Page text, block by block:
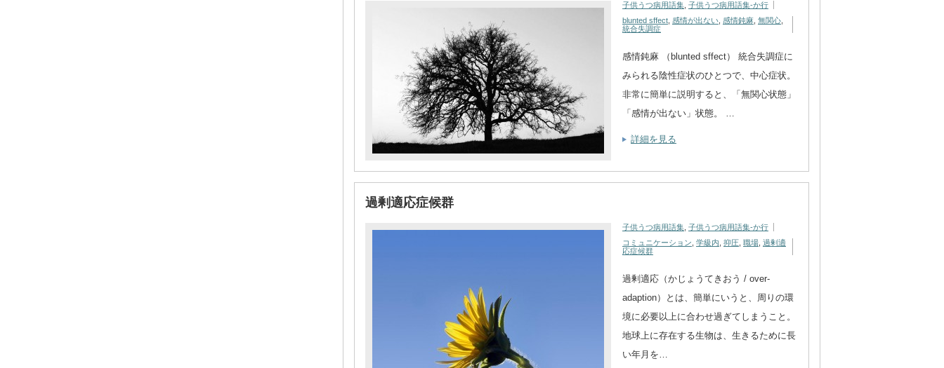
子供うつ病用語集 子供うつ病用語集-か行
blunted sffect 感情が出ない 感情鈍麻 無関心
統合失調症
感情鈍麻 （blunted sffect） 統合失調症に
みられる陰性症状のひとつで、中心症状。
非常に簡単に説明すると、「無関心状態」
「感情が出ない」状態。 …
詳細を見る
過剰適応症候群
子供うつ病用語集 子供うつ病用語集-か行
コミュニケーション 学級内 抑圧 職場 過剰適
応症候群
過剰適応（かじょうてきおう / over-
adaption）とは、簡単にいうと、周りの環
境に必要以上に合わせ過ぎてしまうこと。
地球上に存在する生物は、生きるために長
い年月を…